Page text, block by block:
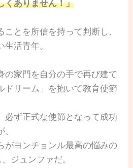
くありません！」
とを所信を持って判断し、
活青年。
の家門を自分の手で再び建て
ドリーム」を抱いて教育使節
必ず正式な使節となって成功
がヨンチョンル最高の悩みの
ジュンファだ。